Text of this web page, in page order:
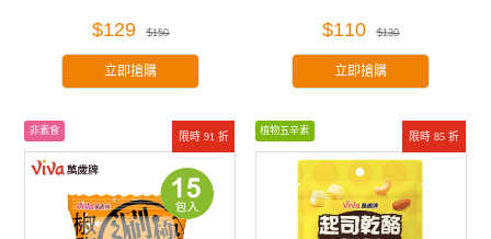
$129 $150
立即搶購
$110 $130
立即搶購
限時 91 折
非素食
限時 85 折
植物五辛素